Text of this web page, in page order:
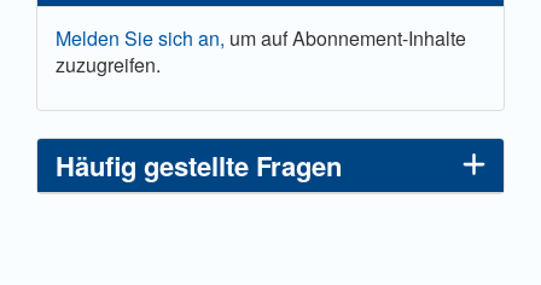
Melden Sie sich an, um auf Abonnement-Inhalte
zuzugreifen.
Häufig gestellte Fragen